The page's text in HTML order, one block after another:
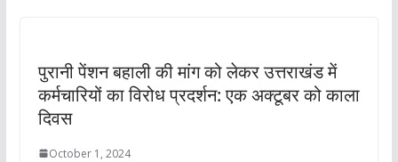
पुरानी पेंशन बहाली की मांग को लेकर उत्तराखंड में
कर्मचारियों का विरोध प्रदर्शन: एक अक्टूबर को काला
दिवस
October 1, 2024